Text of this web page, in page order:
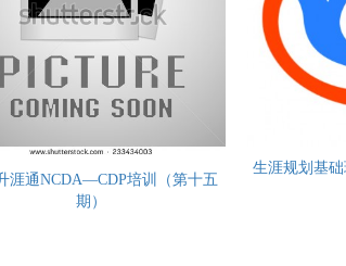
涯通NCDA—CDP培训（第十五
期）
生涯规划基